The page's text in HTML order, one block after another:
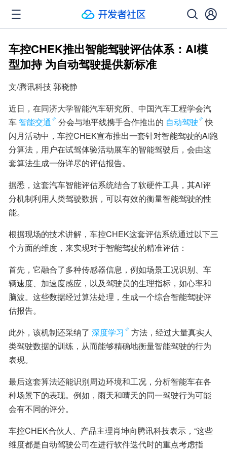
车控CHEK推出智能驾驶评估体系：AI模
型加持 为自动驾驶提供新标准
文/腾讯科技 郭晓静
近日，在同济大学智能汽车研究所、中国汽车工程学会汽
车 智能交通 分会与地平线携手合作推出的 自动驾驶
快
闪月活动中，车控CHEK宣布推出一套针对智能驾驶的AI跑
分算法，用户在试驾体验活动展车的智能驾驶后，会由这
套算法生成一份详尽的评估报告。
据悉，这套汽车智能评估系统结合了软硬件工具，其AI评
分机制利用人类驾驶数据，可以有效的衡量智能驾驶的性
能。
根据现场的技术讲解，车控CHEK这套评估系统通过以下三
个方面的维度，来实现对于智能驾驶的精准评估：
首先，它融合了多种传感器信息，例如场景工况识别、车
辆速度、加速度感应，以及驾驶员的生理指标，如心率和
脑波。这些数据经过算法处理，生成一个综合智能驾驶评
估报告。
此外，该机制还采纳了 深度学习
方法，经过大量真实人
类驾驶数据的训练，从而能够精确地衡量智能驾驶的行为
表现。
最后这套算法还能识别周边环境和工况，分析智能车在各
种场景下的表现。例如，雨天和晴天的同一驾驶行为可能
会有不同的评分。
车控CHEK合伙人、产品主理肖坤向腾讯科技表示，“这些
维度都是自动驾驶公司在进行软件迭代时的重点考虑指